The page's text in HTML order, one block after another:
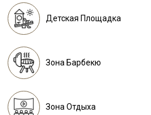
Детская Площадка
Зона Барбекю
Зона Отдыха